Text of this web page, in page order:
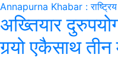
Annapurna Khabar :
अख्तियार
गर्‍यो एकैसाथ तीन